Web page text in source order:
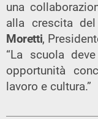
una
alla crescita
Moretti,
“La scuola
opportunità
lavoro e cultura.”